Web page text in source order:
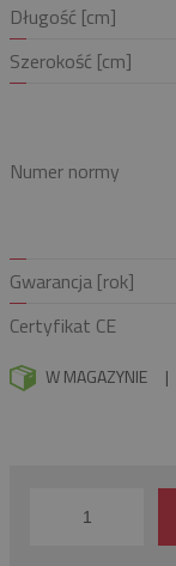
Długość [cm]
Szerokość [cm]
Numer normy
Gwarancja [rok]
Certyfikat CE
W MAGAZYNIE |